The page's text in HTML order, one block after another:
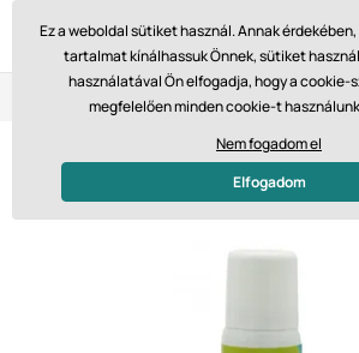
Visszaküldés 14 napon belül
Ez a weboldal sütiket használ. Annak
tartalmat kínálhassuk Önnek, sütiket
használatával Ön elfogadja, hogy a cookie-
megfelelően minden cookie-t
Nem fogadom el
Elfogadom